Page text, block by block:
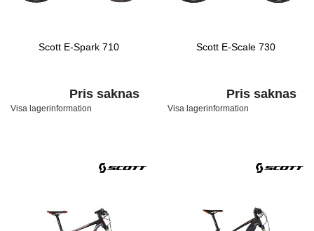
Scott E-Spark 710
Pris saknas
Visa lagerinformation
Scott E-Scale 730
Pris saknas
Visa lagerinformation